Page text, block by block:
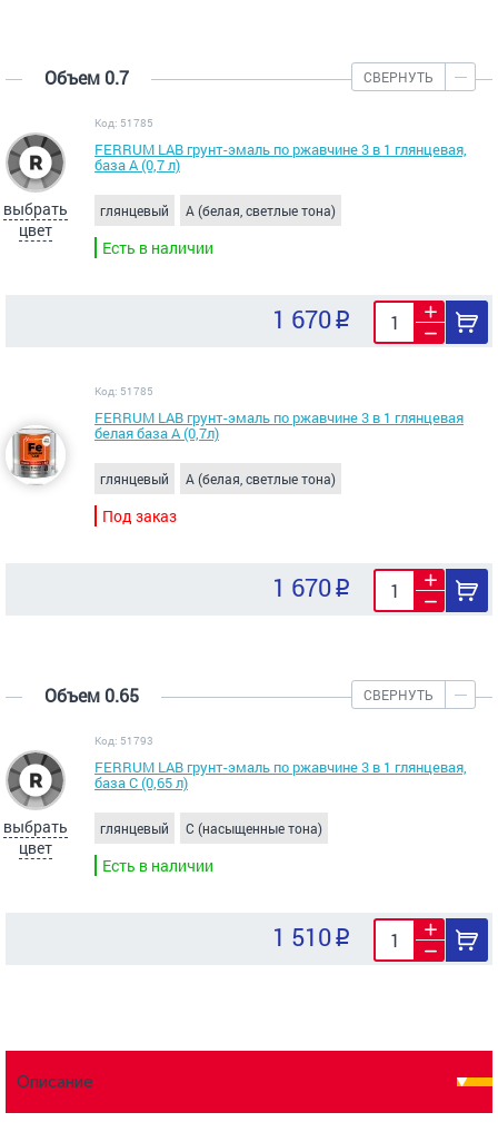
Объем 0.7 СВЕРНУТЬ
выбрать
цвет
Код: 51785
FERRUM LAB грунт-эмаль по ржавчине 3 в 1 глянцевая,
база А (0,7 л)
глянцевый A (белая, светлые тона)
Есть в наличии
1 670
Код: 51785
FERRUM LAB грунт-эмаль по ржавчине 3 в 1 глянцевая
белая база А (0,7л)
глянцевый A (белая, светлые тона)
Под заказ
1 670
Объем 0.65 СВЕРНУТЬ
выбрать
цвет
Код: 51793
FERRUM LAB грунт-эмаль по ржавчине 3 в 1 глянцевая,
база С (0,65 л)
глянцевый C (насыщенные тона)
Есть в наличии
1 510
Описание